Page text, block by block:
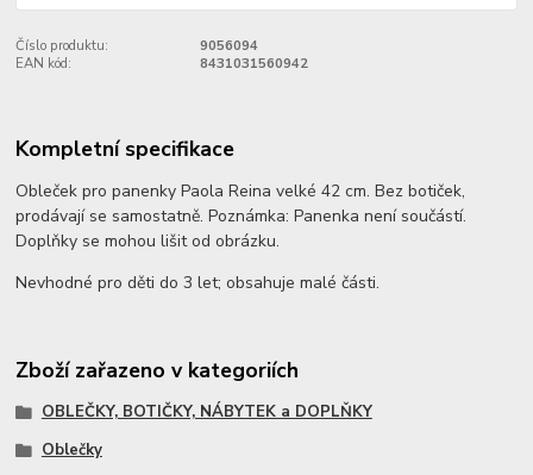
Číslo produktu:
9056094
EAN kód:
8431031560942
Kompletní specifikace
Obleček pro panenky Paola Reina velké 42 cm. Bez botiček,
prodávají se samostatně. Poznámka: Panenka není součástí.
Doplňky se mohou lišit od obrázku.
Nevhodné pro děti do 3 let; obsahuje malé části.
Zboží zařazeno v kategoriích
OBLEČKY, BOTIČKY, NÁBYTEK a DOPLŇKY
Oblečky